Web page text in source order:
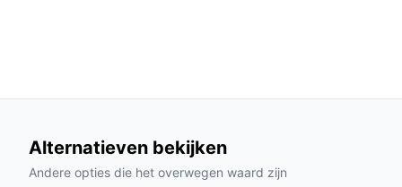
Loopduur van 120 minuten:
oppervlakte kan reinigen zonder tussentijds
Alternatieven bekijken
Andere opties die het overwegen waard zijn